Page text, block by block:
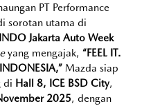
PT Performance
sorotan utama di
Jakarta Auto Week
yang mengajak, “FEEL IT.
Mazda siap
di Hall 8, ICE BSD City,
2025, dengan